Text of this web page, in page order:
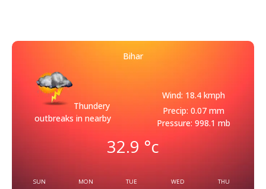
Bihar
Thundery
outbreaks in nearby
Wind: 18.4 kmph
Precip: 0.07 mm
Pressure: 998.1 mb
32.9 °c
SUN MON TUE WED THU